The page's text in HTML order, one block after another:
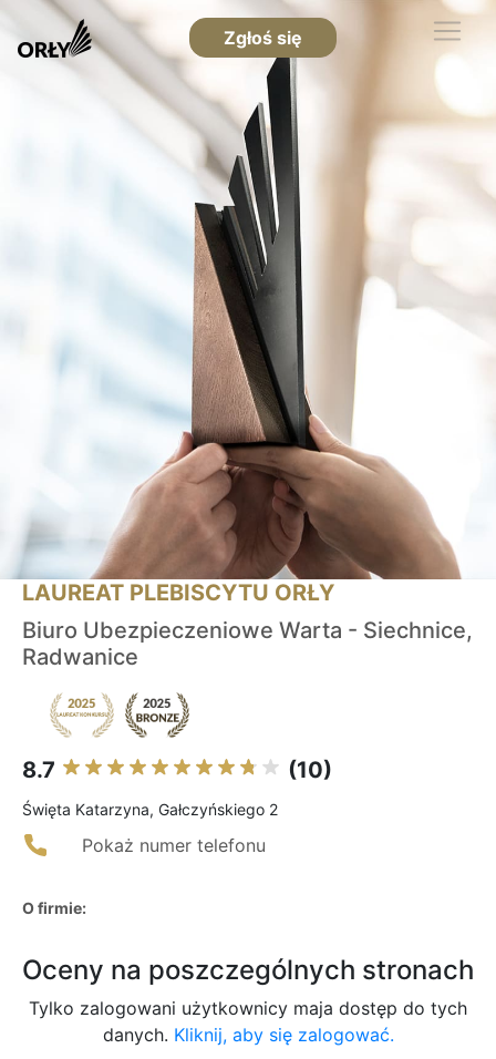
Zgłoś się
LAUREAT PLEBISCYTU ORŁY
Biuro Ubezpieczeniowe Warta - Siechnice,
Radwanice
8.7 (10)
Święta Katarzyna, Gałczyńskiego 2
Pokaż numer telefonu
O firmie:
Oceny na poszczególnych stronach
Tylko zalogowani użytkownicy maja dostęp do tych
danych. Kliknij, aby się zalogować.